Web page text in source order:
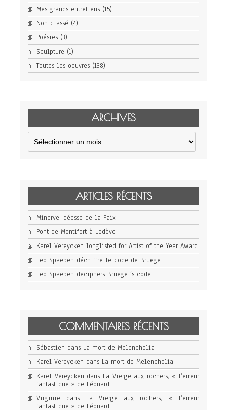
Mes grands entretiens (15)
Non classé (4)
Poésies (3)
Sculpture (1)
Toutes les oeuvres (138)
ARCHIVES
Archives
ARTICLES RÉCENTS
Minerve, déesse de la Paix
Pont de Montifort à Lodève
Karel Vereycken longlisted for Artist of the Year Award
Leo Spaepen déchiffre le code de Bruegel
Leo Spaepen deciphers Bruegel’s code
COMMENTAIRES RÉCENTS
Sébastien dans La mort de Melencholia
Karel Vereycken dans La mort de Melencholia
Karel Vereycken dans La Vierge aux rochers, « l’erreur
fantastique » de Léonard
Virginie dans La Vierge aux rochers, « l’erreur
fantastique » de Léonard